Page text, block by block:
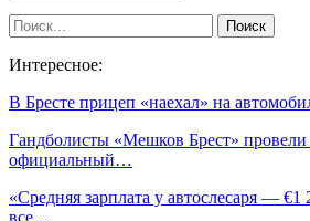
Интересное:
В Бресте прицеп «наехал» на
Гандболисты «Мешков Брест»
официальный…
«Средняя зарплата у автослесаря — €1
все…